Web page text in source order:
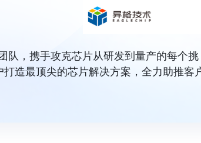
队，携手攻克芯片从研发到量产的每个挑
造最顶尖的芯片解决方案，全力助推客